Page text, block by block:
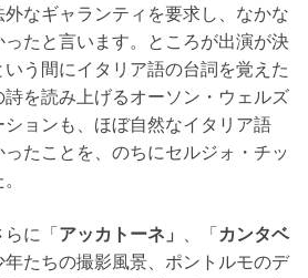
外なギャランティを要求し、なかな
たと言います。ところが出演が決
う間にイタリア語の台詞を覚えた
を読み上げるオーソン・ウェルズ
ョンも、ほぼ自然なイタリア語
たことを、のちにセルジォ・チッ
に「 アッカトーネ」 、「 カンタベ
年たちの撮影風景、ポントルモのデ